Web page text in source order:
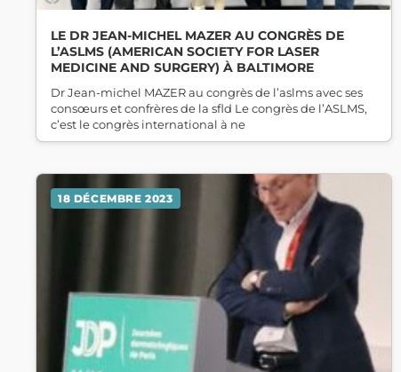
LE DR JEAN-MICHEL MAZER AU CONGRÈS DE
L’ASLMS (AMERICAN SOCIETY FOR LASER
MEDICINE AND SURGERY) À BALTIMORE
Dr Jean-michel MAZER au congrès de l’aslms avec ses
consœurs et confrères de la sfld Le congrès de l’ASLMS,
c’est le congrès international à ne
18 DÉCEMBRE 2023